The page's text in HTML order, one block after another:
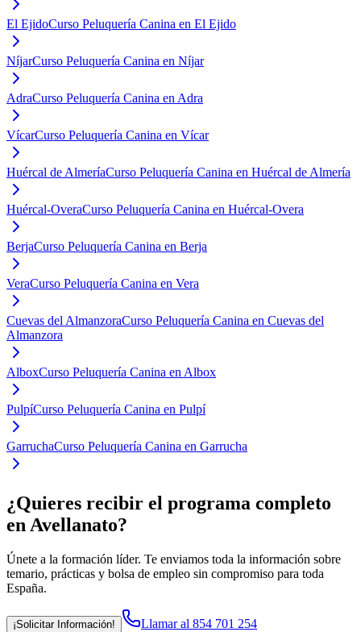
El EjidoCurso Peluquería Canina en El Ejido
NíjarCurso Peluquería Canina en Níjar
AdraCurso Peluquería Canina en Adra
VícarCurso Peluquería Canina en Vícar
Huércal de AlmeríaCurso Peluquería Canina en Huércal de Almería
Huércal-OveraCurso Peluquería Canina en Huércal-Overa
BerjaCurso Peluquería Canina en Berja
VeraCurso Peluquería Canina en Vera
Cuevas del AlmanzoraCurso Peluquería Canina en Cuevas del
Almanzora
AlboxCurso Peluquería Canina en Albox
PulpíCurso Peluquería Canina en Pulpí
GarruchaCurso Peluquería Canina en Garrucha
¿Quieres recibir el programa completo
en Avellanato?
Únete a la formación líder. Te enviamos toda la información sobre
temario, prácticas y bolsa de empleo sin compromiso para toda
España.
¡Solicitar Información! Llamar al 854 701 254